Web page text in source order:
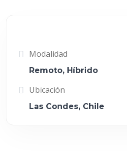
Modalidad
Remoto, Híbrido
Ubicación
Las Condes, Chile